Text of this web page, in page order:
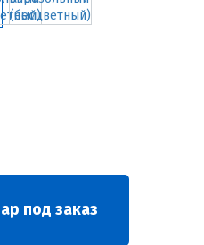
под заказ